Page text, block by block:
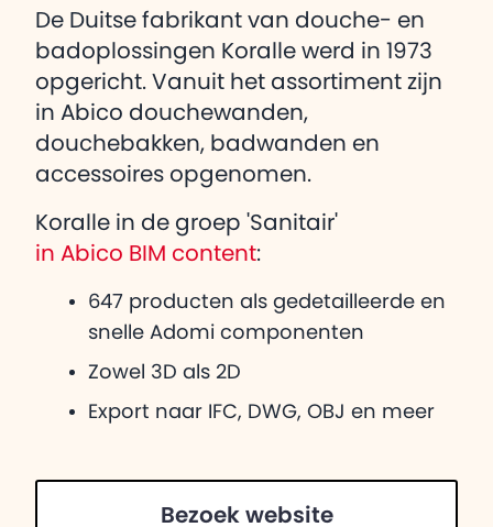
De Duitse fabrikant van douche- en
badoplossingen Koralle werd in 1973
opgericht. Vanuit het assortiment zijn
in Abico douchewanden,
douchebakken, badwanden en
accessoires opgenomen.
Koralle in de groep 'Sanitair'
in Abico BIM content:
647 producten als gedetailleerde en
snelle Adomi componenten
Zowel 3D als 2D
Export naar IFC, DWG, OBJ en meer
Bezoek website